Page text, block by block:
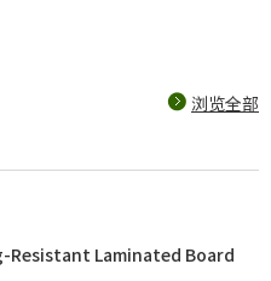
浏览全部
Resistant Laminated Board